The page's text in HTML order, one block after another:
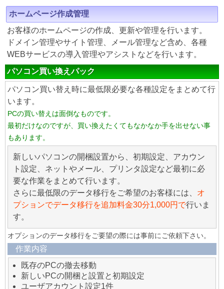
ホームページ作成管理
お客様のホームページの作成、更新や管理を行います。
ドメイン管理やサイト管理、メール管理など含め、各種
WEBサービスの導入管理やアシストなどを行います。
パソコン買い換えパック
パソコン買い替え時に最低限必要な各種設定をまとめて行
います。
PCの買い替えは面倒なものです。
最初だけなのですが、買い換えたくてもなかなか手を出せない事
もあります。
新しいパソコンの開梱設置から、初期設定、アカウン
ト設定、ネットやメール、プリンタ設定など最初に必
要な作業をまとめて行います。
さらに最低限のデータ移行をご希望のお客様には、 オ
プションでデータ移行を追加料金30分1,000円で行いま
す。
オプションのデータ移行をご要望の際には事前にご依頼下さい。
作業内容
既存のPCの撤去移動
新しいPCの開梱と設置と初期設定
ユーザアカウント設定1件